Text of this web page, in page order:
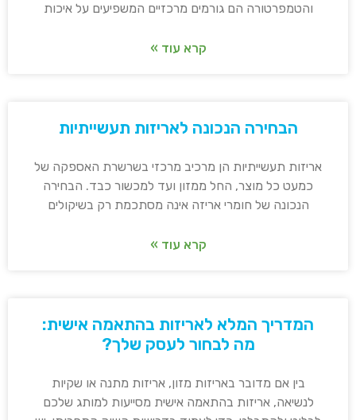
והטמפרטורה הם גורמים מרכזיים המשפיעים על איכות
קרא עוד »
הבחירה הנכונה לאריזות תעשייתיות
אריזות תעשייתיות הן מרכיב מרכזי בשרשרת האספקה של
כמעט כל מוצר, החל ממזון ועד למכשור כבד. הבחירה
הנכונה של חומרי אריזה אינה מסתכמת רק בשיקולים
קרא עוד »
המדריך המלא לאריזות בהתאמה אישית:
מה לבחור לעסק שלך?
בין אם מדובר באריזות מזון, אריזות מתנה או שקיות
לנשיאה, אריזות בהתאמה אישית מסייעות למותג שלכם